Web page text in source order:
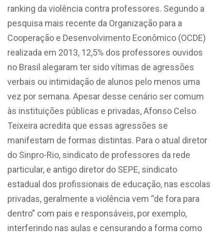
ranking da violência contra professores. Segundo a
pesquisa mais recente da Organização para a
Cooperação e Desenvolvimento Econômico (OCDE)
realizada em 2013, 12,5% dos professores ouvidos
no Brasil alegaram ter sido vítimas de agressões
verbais ou intimidação de alunos pelo menos uma
vez por semana. Apesar desse cenário ser comum
às instituições públicas e privadas, Afonso Celso
Teixeira acredita que essas agressões se
manifestam de formas distintas. Para o atual diretor
do Sinpro-Rio, sindicato de professores da rede
particular, e antigo diretor do SEPE, sindicato
estadual dos profissionais de educação, nas escolas
privadas, geralmente a violência vem “de fora para
dentro” com pais e responsáveis, por exemplo,
interferindo nas aulas e censurando a forma como